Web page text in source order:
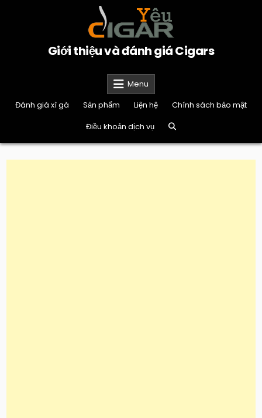
Giới thiệu và đánh giá Cigars
Menu
Đánh giá xì gà
Sản phẩm Liện hệ
Chính sách bảo mật
Điều khoản dịch vụ